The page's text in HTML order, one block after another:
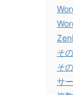
そ
そ
サ